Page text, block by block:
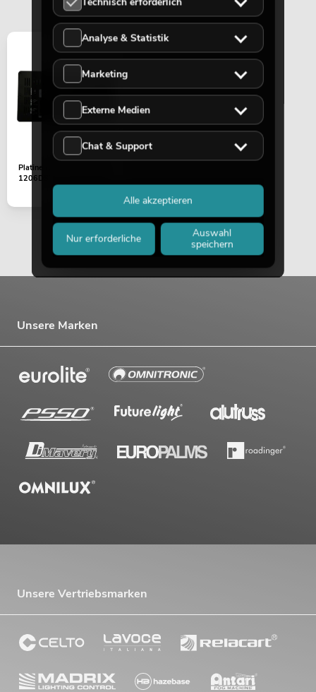
Platine (Endstufe) MAXX-
1206DSP 2.1 (komplett)
Unsere Marken
Unsere Vertriebsmarken
Analyse & Statistik
Marketing
Externe Medien
Chat & Support
Nur erforderliche
Auswahl
speichern
Alle akzeptieren